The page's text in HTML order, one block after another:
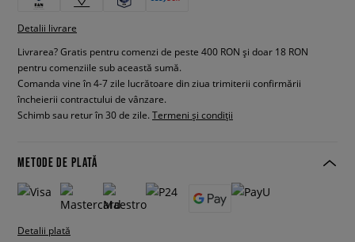
Detalii livrare
Livrarea? Gratis pentru comenzi de peste 400 RON și doar 18 RON
pentru comenziile sub această sumă.
Comanda vine în 4-7 zile lucrătoare din ziua trimiterii confirmării
încheierii contractului de vânzare.
Schimb sau retur în 30 de zile. Termeni și condiții
METODE DE PLATĂ
Detalii plată